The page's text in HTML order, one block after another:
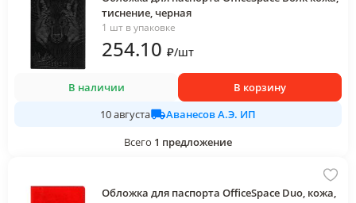
тиснение, черная
1 шт в упаковке
254.10 ₽/шт
В наличии
В корзину
10 августа
Аванесов А.Э. ИП
Всего 1 предложение
Обложка для паспорта OfficeSpace Duo, кожа,